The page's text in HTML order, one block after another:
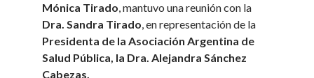
Mónica Tirado, mantuvo una reunión con la
Dra. Sandra Tirado, en representación de la
Presidenta de la Asociación Argentina de
Salud Pública, la Dra. Alejandra Sánchez
Cabezas.